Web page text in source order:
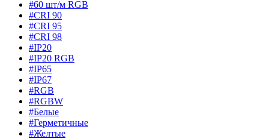
#60 шт/м RGB
#CRI 90
#CRI 95
#CRI 98
#IP20
#IP20 RGB
#IP65
#IP67
#RGB
#RGBW
#Белые
#Герметичные
#Желтые